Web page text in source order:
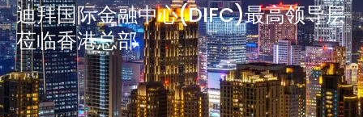
迪拜国际金融中心(DIFC)最高领导层
莅临香港总部